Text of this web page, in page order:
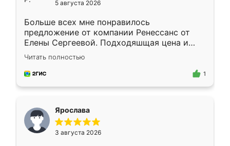
5 августа 2026
Больше всех мне понравилось
предложение от компании Ренессанс от
Елены Сергеевой. Подходяшщая цена и
короткие сроки изготовления. Приехавший
для замера сотрудник Владислав
предложил по моему эскизу самый
Читать полностью
1
Ярослава
3 августа 2026